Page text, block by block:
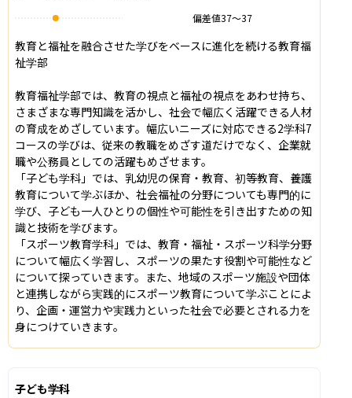
偏差値37〜37
教育と福祉を融合させた学びをベースに進化を続ける教育福
祉学部
教育福祉学部では、教育の視点と福祉の視点をあわせ持ち、
さまざまな専門知識を活かし、社会で幅広く活躍できる⼈材
の育成をめざしています。幅広いニーズに対応できる2学科7
コースの学びは、従来の教職をめざす道だけでなく、企業就
職や公務員としての活躍もめざせます。
「子ども学科」では、乳幼児の保育・教育、初等教育、養護
教育について学ぶほか、社会福祉の分野についても専門的に
学び、子ども一人ひとりの個性や可能性を引き出すための知
識と技術を学びます。
「スポーツ教育学科」では、教育・福祉・スポーツ科学分野
について幅広く学習し、スポーツの果たす役割や可能性など
について探っていきます。また、地域のスポーツ施設や団体
と連携しながら実践的にスポーツ教育について学ぶことによ
り、企画・運営力や実践力といった社会で必要とされる力を
身につけていきます。
子ども学科